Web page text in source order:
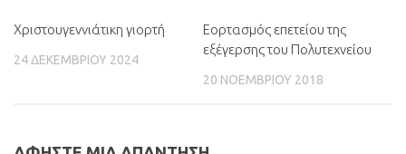
Χριστουγεννιάτικη γιορτή
24 ΔΕΚΕΜΒΡΊΟΥ 2024
Εορτασμός επετείου της
εξέγερσης του Πολυτεχνείου
20 ΝΟΕΜΒΡΊΟΥ 2018